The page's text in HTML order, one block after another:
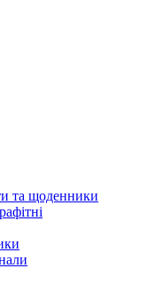
та щоденники